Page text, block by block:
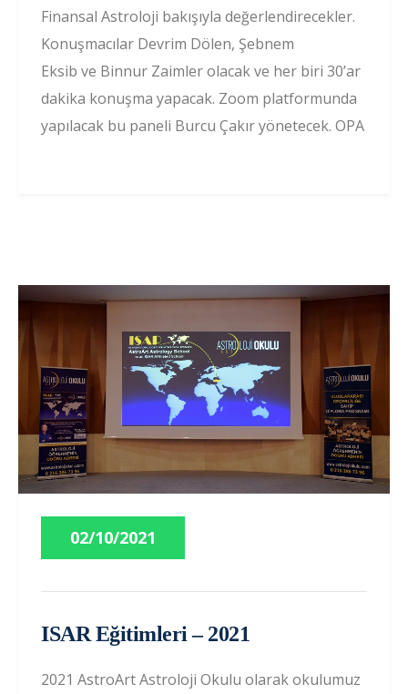
Finansal Astroloji bakışıyla değerlendirecekler.
Konuşmacılar Devrim Dölen, Şebnem
Eksib ve Binnur Zaimler olacak ve her biri 30’ar
dakika konuşma yapacak. Zoom platformunda
yapılacak bu paneli Burcu Çakır yönetecek. OPA
02/10/2021
ISAR Eğitimleri – 2021
2021 AstroArt Astroloji Okulu olarak okulumuz